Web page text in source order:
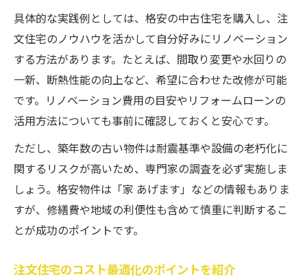
具体的な実践例としては、格安の中古住宅を購入し、注
文住宅のノウハウを活かして自分好みにリノベーション
する方法があります。たとえば、間取り変更や水回りの
一新、断熱性能の向上など、希望に合わせた改修が可能
です。リノベーション費用の目安やリフォームローンの
活用方法についても事前に確認しておくと安心です。
ただし、築年数の古い物件は耐震基準や設備の老朽化に
関するリスクが高いため、専門家の調査を必ず実施しま
しょう。格安物件は「家 あげます」などの情報もありま
すが、修繕費や地域の利便性も含めて慎重に判断するこ
とが成功のポイントです。
注文住宅のコスト最適化のポイントを紹介